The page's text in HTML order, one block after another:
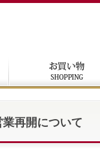
再開について